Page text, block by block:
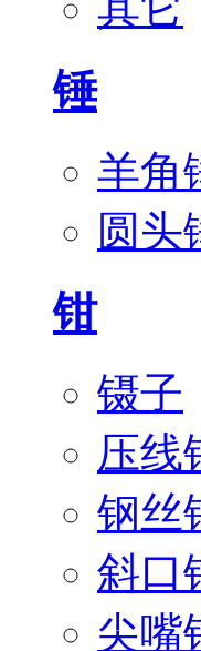
锤
羊角
圆头
钳
镊子
压线
钢丝
斜口
尖嘴